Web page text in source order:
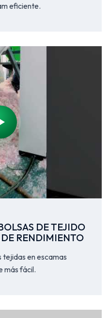
eficiente.
DE TEJIDO
RENDIMIENTO
tejidas en escamas
más fácil.